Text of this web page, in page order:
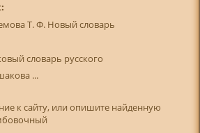
Т. Ф. Новый словарь
словарь русского
...
к сайту, или опишите найденную